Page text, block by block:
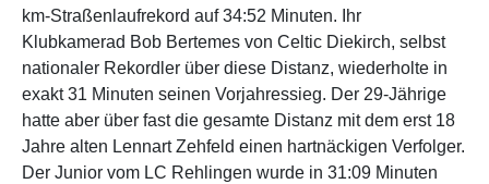
km-Straßenlaufrekord auf 34:52 Minuten. Ihr
Klubkamerad Bob Bertemes von Celtic Diekirch, selbst
nationaler Rekordler über diese Distanz, wiederholte in
exakt 31 Minuten seinen Vorjahressieg. Der 29-Jährige
hatte aber über fast die gesamte Distanz mit dem erst 18
Jahre alten Lennart Zehfeld einen hartnäckigen Verfolger.
Der Junior vom LC Rehlingen wurde in 31:09 Minuten